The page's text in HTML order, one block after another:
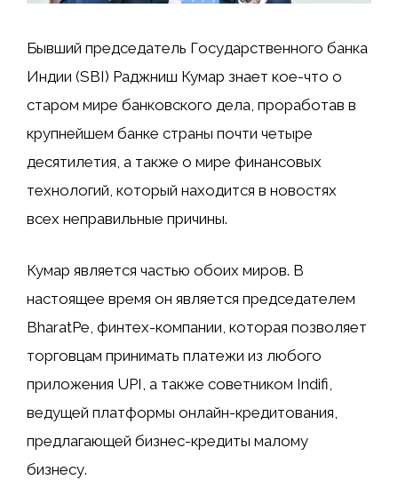
Бывший председатель Государственного банка
Индии (SBI) Раджниш Кумар знает кое-что о
старом мире банковского дела, проработав в
крупнейшем банке страны почти четыре
десятилетия, а также о мире финансовых
технологий, который находится в новостях
всех неправильные причины.
Кумар является частью обоих миров. В
настоящее время он является председателем
BharatPe, финтех-компании, которая позволяет
торговцам принимать платежи из любого
приложения UPI, а также советником Indifi,
ведущей платформы онлайн-кредитования,
предлагающей бизнес-кредиты малому
бизнесу.